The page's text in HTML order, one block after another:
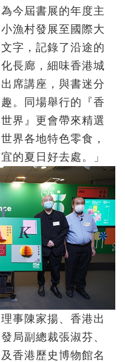
今屆書展的年度主
漁村發展至國際大
字，記錄了沿途的
長廊，細味香港城
席講座，與書迷分
。同場舉行的『香
界』更會帶來精選
界各地特色零食，
的夏日好去處。」
事陳家揚、香港出
局副總裁張淑芬、
香港歷史博物館名